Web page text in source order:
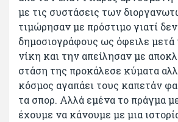
με τις συστάσεις των
τιμώρησαν με πρόστιμο γιατί
δημοσιογράφους ως όφειλε
νίκη και την απείλησαν με
στάση της προκάλεσε κύματα
κόσμος αγαπάει τους καπετάν
τα σπορ. Αλλά εμένα το πράγμα
έχουμε να κάνουμε με μια